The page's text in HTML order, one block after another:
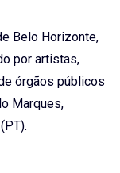
Belo Horizonte,
por artistas,
órgãos públicos
Marques,